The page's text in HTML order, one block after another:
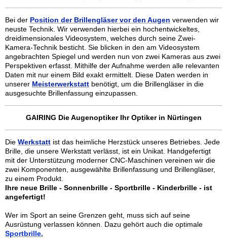
Bei der Position der Brillengläser vor den Augen verwenden wir
neuste Technik. Wir verwenden hierbei ein hochentwickeltes,
dreidimensionales Videosystem, welches durch seine Zwei-
Kamera-Technik besticht. Sie blicken in den am Videosystem
angebrachten Spiegel und werden nun von zwei Kameras aus zwei
Perspektiven erfasst. Mithilfe der Aufnahme werden alle relevanten
Daten mit nur einem Bild exakt ermittelt. Diese Daten werden in
unserer Meisterwerkstatt benötigt, um die Brillengläser in die
ausgesuchte Brillenfassung einzupassen.
GAIRING Die Augenoptiker Ihr Optiker in Nürtingen
Die Werkstatt ist das heimliche Herzstück unseres Betriebes. Jede
Brille, die unsere Werkstatt verlässt, ist ein Unikat. Handgefertigt
mit der Unterstützung moderner CNC-Maschinen vereinen wir die
zwei Komponenten, ausgewählte Brillenfassung und Brillengläser,
zu einem Produkt.
Ihre neue Brille - Sonnenbrille - Sportbrille - Kinderbrille - ist
angefertigt!
Wer im Sport an seine Grenzen geht, muss sich auf seine
Ausrüstung verlassen können. Dazu gehört auch die optimale
Sportbrille.